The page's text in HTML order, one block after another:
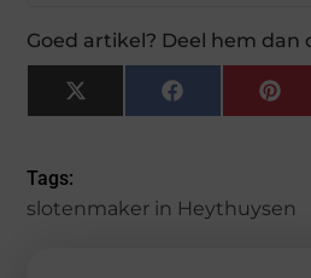
Goed artikel? Deel hem dan
X
(Twitter)
Facebook
Tags:
slotenmaker in Heythuysen